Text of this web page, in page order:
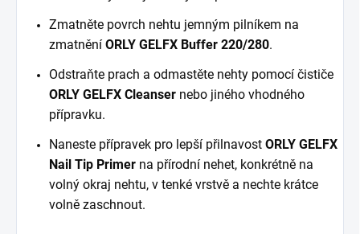
Zmatněte povrch nehtu jemným pilníkem na
zmatnění ORLY GELFX Buffer 220/280.
Odstraňte prach a odmastěte nehty pomocí čističe
ORLY GELFX Cleanser nebo jiného vhodného
přípravku.
Naneste přípravek pro lepší přilnavost ORLY GELFX
Nail Tip Primer na přírodní nehet, konkrétně na
volný okraj nehtu, v tenké vrstvě a nechte krátce
volně zaschnout.